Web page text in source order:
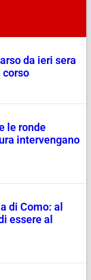
da ieri sera
corso
le ronde
intervengano
di Como: al
essere al